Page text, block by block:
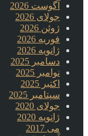
آگوست 2026
جولای 2026
ژوئن 2026
فوریه 2026
ژانویه 2026
دسامبر 2025
نوامبر 2025
اکتبر 2025
سپتامبر 2025
جولای 2020
ژانویه 2020
می 2017